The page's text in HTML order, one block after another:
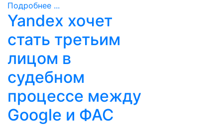
Подробнее ...
Yandex хочет
стать третьим
лицом в
судебном
процессе между
Google и ФАС